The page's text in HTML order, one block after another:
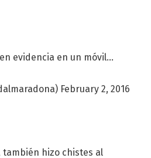
evidencia en un móvil...
February 2, 2016
también hizo chistes al